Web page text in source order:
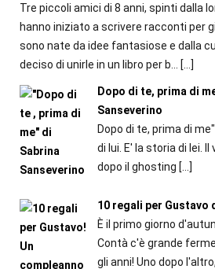
Tre piccoli amici di 8 anni, spinti dalla
hanno iniziato a scrivere racconti per
sono nate da idee fantasiose e dalla
deciso di unirle in un libro per b...
[…]
Dopo di te, prima di
Sanseverino
Dopo di te, prima di
di lui. E' la storia di lei.
dopo il ghosting […]
10 regali per Gustavo
È il primo giorno
Contà c'è grande
gli anni! Uno dopo